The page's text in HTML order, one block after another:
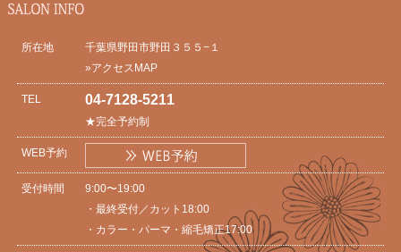
所在地
千葉県野田市野田３５５−１
»アクセスMAP
TEL 04-7128-5211
★完全予約制
WEB予約
受付時間
9:00〜19:00
・最終受付／カット18:00
・カラー・パーマ・縮毛矯正17:00